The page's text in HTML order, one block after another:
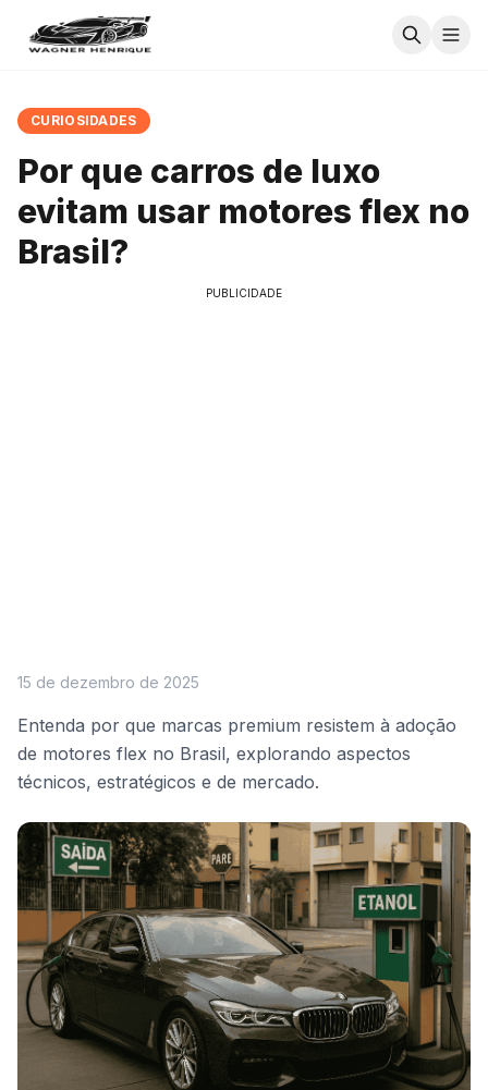
CURIOSIDADES
Por que carros de luxo
evitam usar motores flex no
Brasil?
PUBLICIDADE
15 de dezembro de 2025
Entenda por que marcas premium resistem à adoção
de motores flex no Brasil, explorando aspectos
técnicos, estratégicos e de mercado.